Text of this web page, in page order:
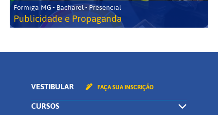
Formiga-MG • Bacharel • Presencial
Publicidade e Propaganda
VESTIBULAR FAÇA SUA INSCRIÇÃO
CURSOS